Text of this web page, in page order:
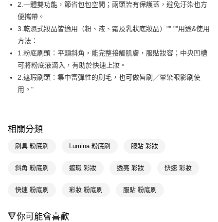
Apple Pay
街口支付
悠遊付
Google Pay
AFTEE先享後付
相關說明
１．簡單：不需註冊會員、不需綁卡、不需儲值。
３．安心：先確認商品／服務後，再付款。
【「AFTEE先享後付」結帳流程】
１．於結帳方式選擇「AFTEE先享後付」後，將跳轉至「AFTEE先享後付」
２．訂單成立數日內，您將收到繳費通知簡訊。
※ 請注意：結帳手續完成當下不需立刻繳費，但若您需要取消訂單，請聯絡
運送方式
全家取貨付款
每筆NT$65，滿NT$390(含以上)免運費
萊爾富取貨付款
2.一體雙功能，節省包包空間；兩頭皆有保護蓋，避免汙染也方
便攜帶。
3.乾濕式妝品皆適用（粉、液、霜及乳狀底妝品）"" ""用途&使用
方法：
1.粉底刷頭：平頭斜角，能完整接觸肌膚，服貼妝容；中央凹槽
可將粉底液滴入，有助於快速上妝。
2.遮瑕刷頭：集中富彈性的刷毛，也可做唇刷／暈染眼影刷使
用。"
相關分類
刷具 粉底刷 Lumina 粉底刷 服貼 彩妝
斜角 粉底刷 遮瑕 彩妝 透亮 彩妝 快速 彩妝
快速 粉底刷 彩妝 粉底刷 服貼 粉底刷
🔻你可能會喜歡